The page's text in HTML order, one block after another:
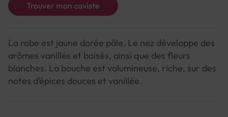
Trouver mon caviste
La robe est jaune dorée pâle. Le nez développe des
arômes vanillés et boisés, ainsi que des fleurs
blanches. La bouche est volumineuse, riche, sur des
notes d’épices douces et vanillée.